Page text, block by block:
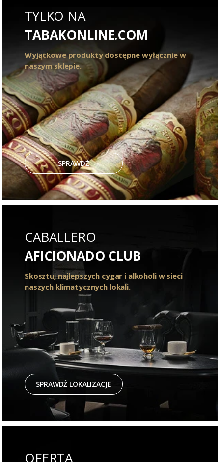
TYLKO NA
TABAKONLINE.COM
Wyjątkowe produkty dostępne wyłącznie w
naszym sklepie.
SPRAWDŹ
CABALLERO
AFICIONADO CLUB
Skosztuj najlepszych cygar i alkoholi w sieci
naszych klimatycznych lokali.
SPRAWDŹ LOKALIZACJE
OFERTA